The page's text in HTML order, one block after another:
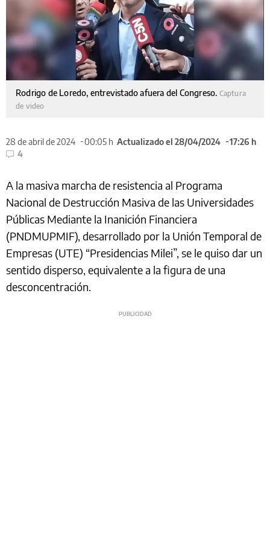
Rodrigo de Loredo, entrevistado afuera del Congreso. Captura
de video
28 de abril de 2024 00:05 h Actualizado el 28/04/2024
17:26 h
4
A la masiva marcha de resistencia al Programa
Nacional de Destrucción Masiva de las Universidades
Públicas Mediante la Inanición Financiera
(PNDMUPMIF), desarrollado por la Unión Temporal de
Empresas (UTE) “Presidencias Milei”, se le quiso dar un
sentido disperso, equivalente a la figura de una
desconcentración.